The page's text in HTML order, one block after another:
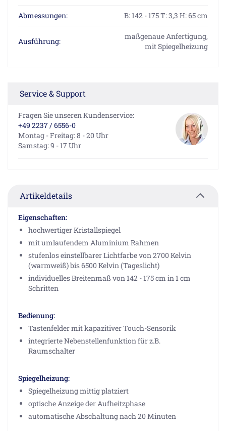
Abmessungen: B: 142 - 175 T: 3,3 H: 65 cm
Ausführung:
maßgenaue Anfertigung,
mit Spiegelheizung
Service & Support
Fragen Sie unseren Kundenservice:
+49 2237 / 6556-0
Montag - Freitag: 8 - 20 Uhr
Samstag: 9 - 17 Uhr
Artikeldetails
Eigenschaften:
hochwertiger Kristallspiegel
mit umlaufendem Aluminium Rahmen
stufenlos einstellbarer Lichtfarbe von 2700 Kelvin
(warmweiß) bis 6500 Kelvin (Tageslicht)
individuelles Breitenmaß von 142 - 175 cm in 1 cm
Schritten
Bedienung:
Tastenfelder mit kapazitiver Touch-Sensorik
integrierte Nebenstellenfunktion für z.B.
Raumschalter
Spiegelheizung:
Spiegelheizung mittig platziert
optische Anzeige der Aufheitzphase
automatische Abschaltung nach 20 Minuten